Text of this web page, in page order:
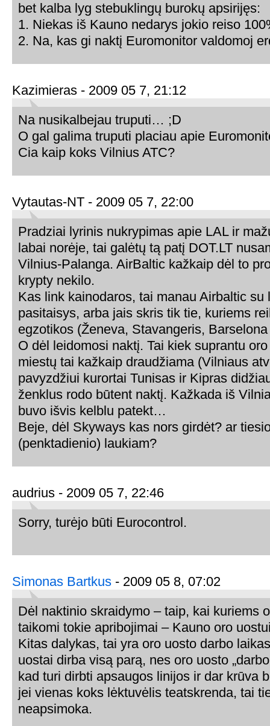
bet kalba lyg stebuklingų burokų apsirijęs:
1. Niekas iš Kauno nedarys jokio reiso
2. Na, kas gi naktį Euromonitor valdomoj
Kazimieras - 2009 05 7, 21:12
Na nusikalbejau truputi… ;D
O gal galima truputi placiau apie
Cia kaip koks Vilnius ATC?
Vytautas-NT - 2009 05 7, 22:00
Pradziai lyrinis nukrypimas apie LAL ir
labai norėje, tai galėtų tą patį DOT.LT
Vilnius-Palanga. AirBaltic kažkaip dėl to
krypty nekilo.
Kas link kainodaros, tai manau Airbaltic su
pasitaisys, arba jais skris tik tie, kuriems
egzotikos (Ženeva, Stavangeris,
O dėl leidomosi naktį. Tai kiek suprantu
miestų tai kažkaip draudžiama (Vilniaus
pavyzdžiui kurortai Tunisas ir Kipras
ženklus rodo būtent naktį. Kažkada iš
buvo išvis kelblu patekt…
Beje, dėl Skyways kas nors girdėt? ar
(penktadienio) laukiam?
audrius - 2009 05 7, 22:46
Sorry, turėjo būti Eurocontrol.
Simonas Bartkus - 2009 05 8, 07:02
Dėl naktinio skraidymo – taip, kai kuriems
taikomi tokie apribojimai – Kauno oro
Kitas dalykas, tai yra oro uosto darbo
uostai dirba visą parą, nes oro uosto
kad turi dirbti apsaugos linijos ir dar krūva
jei vienas koks lėktuvėlis teatskrenda, tai
neapsimoka.